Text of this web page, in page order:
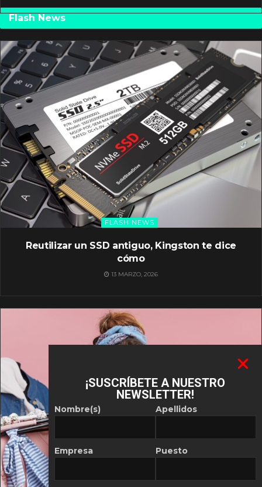
Flash News
FLASH NEWS
Reutilizar un SSD antiguo, Kingston te dice
cómo
13 MARZO, 2026
¡SUSCRÍBETE A NUESTRO
NEWSLETTER!
Nombre(s)
Empresa
Apellidos
Puesto